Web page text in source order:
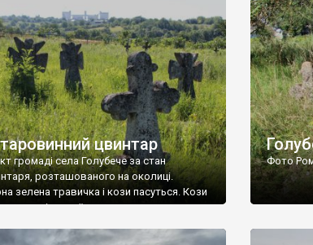
[…]
цвинтар
громаді села Голубече за стан
розташованого на околиці.
зелена травичка і кози пасуться. Кози
шкідливої, для старих кладовищ,
бруньки обгризають, бо то улюблений
Фото